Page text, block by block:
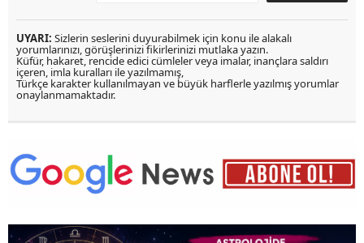
UYARI: Sizlerin seslerini duyurabilmek için konu ile alakalı
yorumlarınızı, görüşlerinizi fikirlerinizi mutlaka yazın.
Küfür, hakaret, rencide edici cümleler veya imalar, inançlara saldırı
içeren, imla kuralları ile yazılmamış,
Türkçe karakter kullanılmayan ve büyük harflerle yazılmış yorumlar
onaylanmamaktadır.